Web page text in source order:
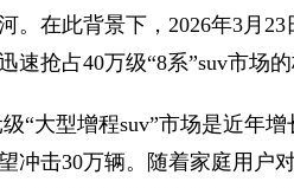
。在此背景下，2026年3月
速抢占40万级“8系”suv市场
“大型增程suv”市场是近年
冲击30万辆。随着家庭用